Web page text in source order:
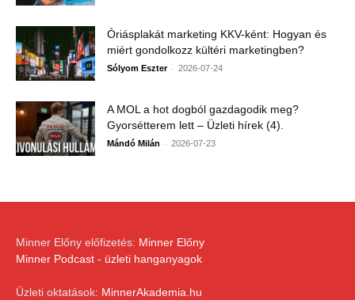
Óriásplakát marketing KKV-ként: Hogyan és
miért gondolkozz kültéri marketingben?
Sólyom Eszter - 2026-07-24
A MOL a hot dogból gazdagodik meg?
Gyorsétterem lett – Üzleti hírek (4).
Mándó Milán - 2026-07-23
Minner Előny előfizetés: Minner Előny
Minner Podcast - üzleti hanganyagok
Üzleti oktatások: MinnerAkademia.hu